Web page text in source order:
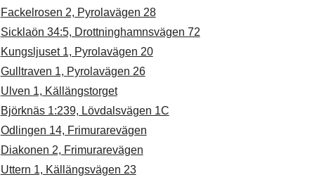
Fackelrosen 2, Pyrolavägen 28
Sicklaön 34:5, Drottninghamnsvägen 72
Kungsljuset 1, Pyrolavägen 20
Gulltraven 1, Pyrolavägen 26
Ulven 1, Källängstorget
Björknäs 1:239, Lövdalsvägen 1C
Odlingen 14, Frimurarevägen
Diakonen 2, Frimurarevägen
Uttern 1, Källängsvägen 23